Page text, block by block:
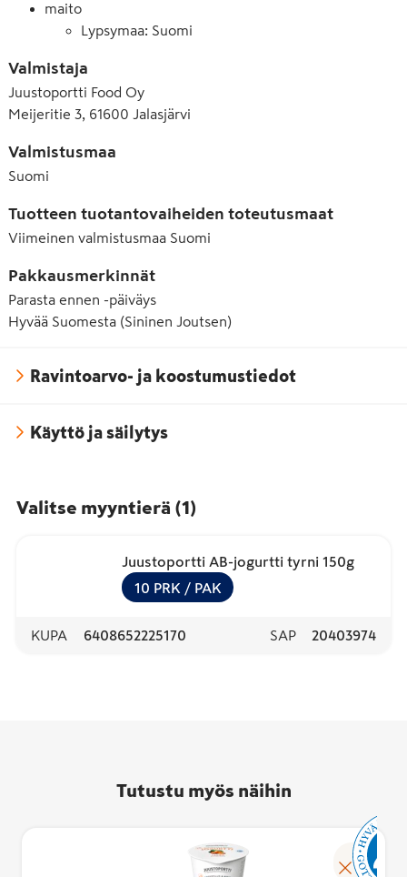
maito
Lypsymaa: Suomi
Valmistaja
Juustoportti Food Oy
Meijeritie 3, 61600 Jalasjärvi
Valmistusmaa
Suomi
Tuotteen tuotantovaiheiden toteutusmaat
Viimeinen valmistusmaa Suomi
Pakkausmerkinnät
Parasta ennen -päiväys
Hyvää Suomesta (Sininen Joutsen)
Ravintoarvo- ja koostumustiedot
Käyttö ja säilytys
Valitse myyntierä (1 )
Juustoportti AB-jogurtti tyrni 150g
10 PRK / PAK
KUPA 6408652225170 SAP 20403974
Tutustu myös näihin